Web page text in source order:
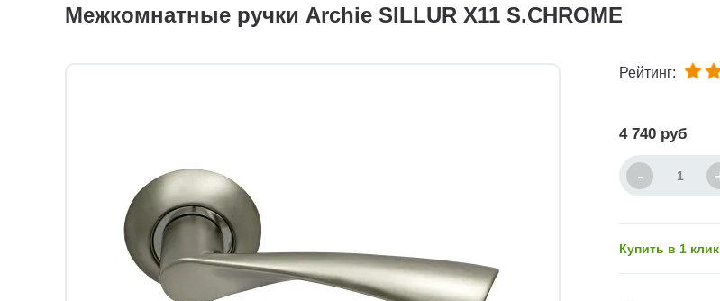
Межкомнатные ручки Archie SILLUR X11 S.CHROME
Рейтинг:
4 740 руб
Купить в 1 клик